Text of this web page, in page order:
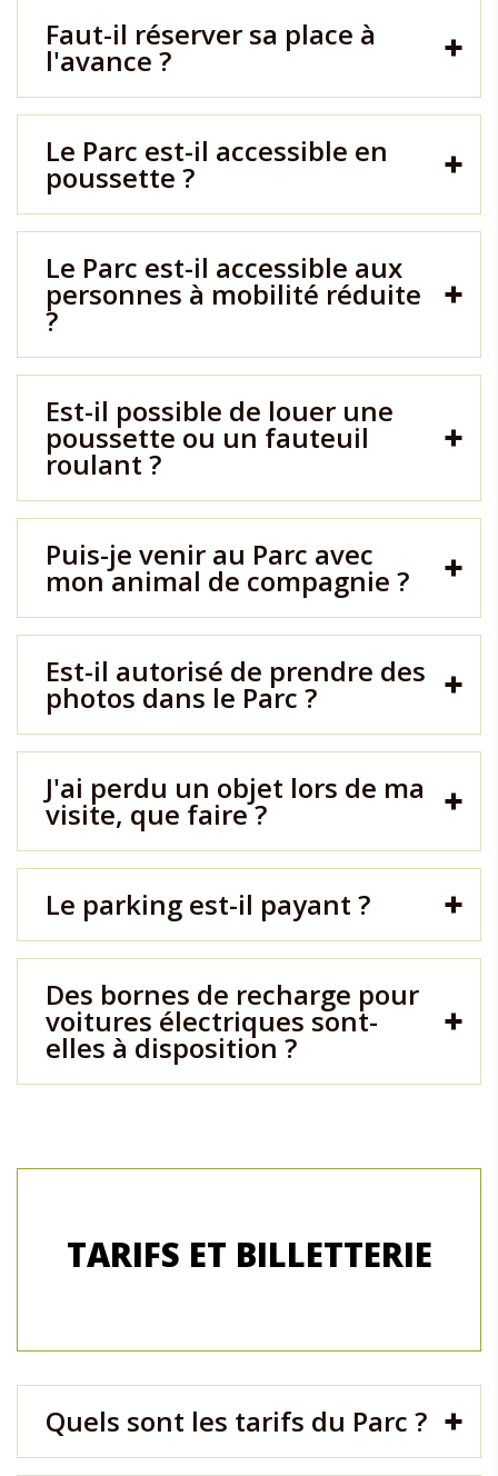
Faut-il réserver sa place à
l'avance ?
Le Parc est-il accessible en
poussette ?
Le Parc est-il accessible aux
personnes à mobilité réduite
?
Est-il possible de louer une
poussette ou un fauteuil
roulant ?
Puis-je venir au Parc avec
mon animal de compagnie ?
Est-il autorisé de prendre des
photos dans le Parc ?
J'ai perdu un objet lors de ma
visite, que faire ?
Le parking est-il payant ?
Des bornes de recharge pour
voitures électriques sont-
elles à disposition ?
TARIFS ET BILLETTERIE
Quels sont les tarifs du Parc ?